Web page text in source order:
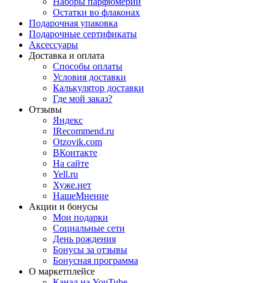
Остатки во флаконах
Подарочная упаковка
Подарочные сертификаты
Аксессуары
Доставка и оплата
Способы оплаты
Условия доставки
Калькулятор доставки
Где мой заказ?
Отзывы
Яндекс
IRecommend.ru
Otzovik.com
ВКонтакте
На сайте
Yell.ru
Хуже.нет
НашеМнение
Акции и бонусы
Мои подарки
Социальные сети
День рождения
Бонусы за отзывы
Бонусная программа
О маркетплейсе